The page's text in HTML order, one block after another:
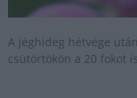
A jéghideg hétvége
csütörtökön a 20 fokot